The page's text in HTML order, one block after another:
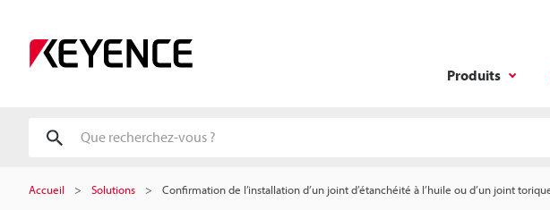
Produits
Accueil Solutions Confirmation de l’installation d’un joint d’étanchéité à l’huile ou d’un joint